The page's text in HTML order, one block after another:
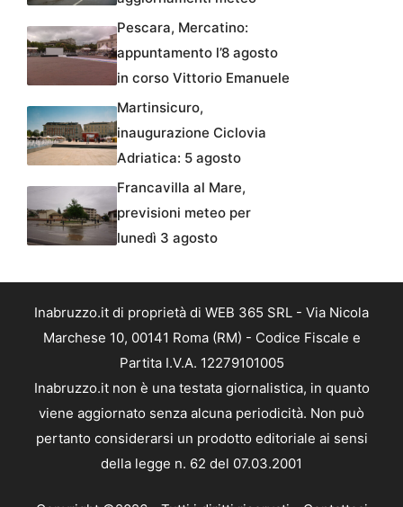
Pescara, Mercatino:
appuntamento l’8 agosto
in corso Vittorio Emanuele
Martinsicuro,
inaugurazione Ciclovia
Adriatica: 5 agosto
Francavilla al Mare,
previsioni meteo per
lunedì 3 agosto
Inabruzzo.it di proprietà di WEB 365 SRL - Via Nicola
Marchese 10, 00141 Roma (RM) - Codice Fiscale e
Partita I.V.A. 12279101005
Inabruzzo.it non è una testata giornalistica, in quanto
viene aggiornato senza alcuna periodicità. Non può
pertanto considerarsi un prodotto editoriale ai sensi
della legge n. 62 del 07.03.2001